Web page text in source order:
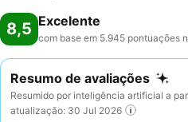
8,5 Excelente
com base em 5.945 pontuações
Resumo de avaliações
Resumido por inteligência artificial a
atualização: 30 Jul 2026